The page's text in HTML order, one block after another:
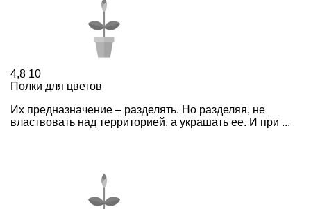
4,8 10
Полки для цветов
Их предназначение – разделять. Но разделяя, не
властвовать над территорией, а украшать ее. И при ...